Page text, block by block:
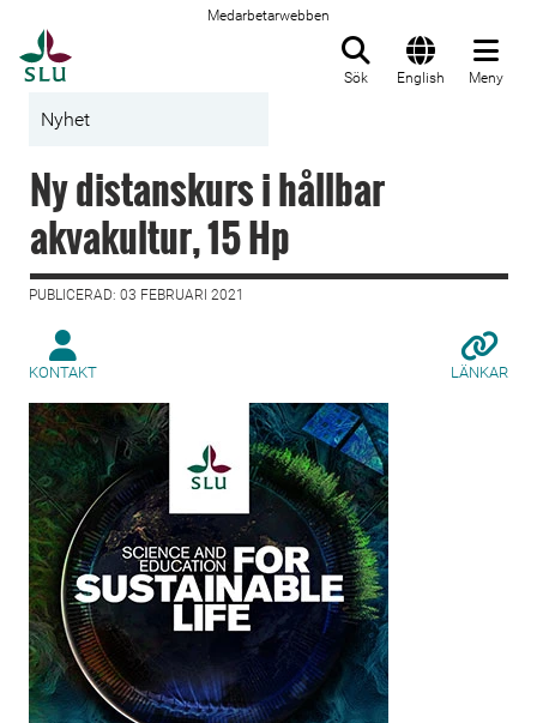
Medarbetarwebben
Sök English Meny
Nyhet
Ny distanskurs i hållbar
akvakultur, 15 Hp
PUBLICERAD: 03 FEBRUARI 2021
KONTAKT LÄNKAR